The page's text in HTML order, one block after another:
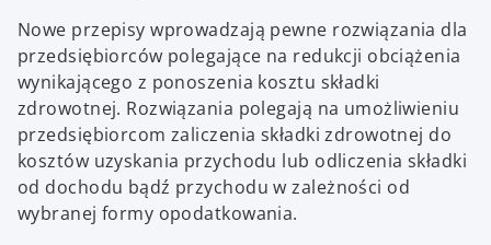
Nowe przepisy wprowadzają pewne rozwiązania dla
przedsiębiorców polegające na redukcji obciążenia
wynikającego z ponoszenia kosztu składki
zdrowotnej. Rozwiązania polegają na umożliwieniu
przedsiębiorcom zaliczenia składki zdrowotnej do
kosztów uzyskania przychodu lub odliczenia składki
od dochodu bądź przychodu w zależności od
wybranej formy opodatkowania.